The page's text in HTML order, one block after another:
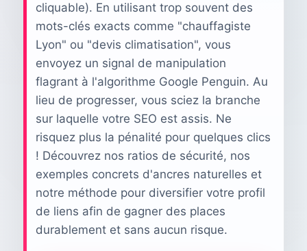
cliquable). En utilisant trop souvent des
mots-clés exacts comme "chauffagiste
Lyon" ou "devis climatisation", vous
envoyez un signal de manipulation
flagrant à l'algorithme Google Penguin. Au
lieu de progresser, vous sciez la branche
sur laquelle votre SEO est assis. Ne
risquez plus la pénalité pour quelques clics
! Découvrez nos ratios de sécurité, nos
exemples concrets d'ancres naturelles et
notre méthode pour diversifier votre profil
de liens afin de gagner des places
durablement et sans aucun risque.